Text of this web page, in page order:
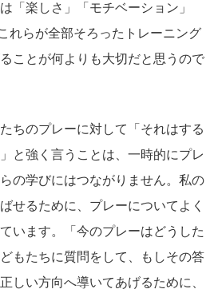
「楽しさ」「モチベーション」
れらが全部そろったトレーニング
ことが何よりも大切だと思うので
ちのプレーに対して「それはする
と強く言うことは、一時的にプレ
の学びにはつながりません。私の
せるために、プレーについてよく
います。「今のプレーはどうした
もたちに質問をして、もしその答
しい方向へ導いてあげるために、